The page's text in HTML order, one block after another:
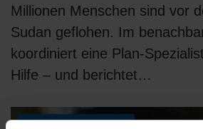
Millionen Menschen sind vor
Sudan geflohen. Im
koordiniert eine Plan-
Hilfe – und berichtet…